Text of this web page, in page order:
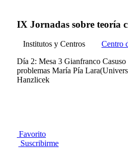
IX Jornadas sobre teoría
Institutos y Centros
Centro
Día 2: Mesa 3 Gianfranco
problemas María Pía
Hanzlicek
Favorito
Suscribirme